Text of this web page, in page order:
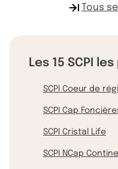
Tous
Les 15 SCPI
SCPI Coeur de
SCPI Cap
SCPI Cristal Life
SCPI NCap